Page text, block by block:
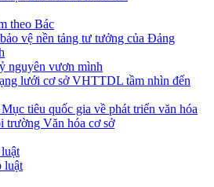
theo Bác
vệ nền tảng tư tưởng của Đảng
nguyên vươn mình
lưới cơ sở VHTTDL tầm nhìn đến
tiêu quốc gia về phát triển văn hóa
trường Văn hóa cơ sở
luật